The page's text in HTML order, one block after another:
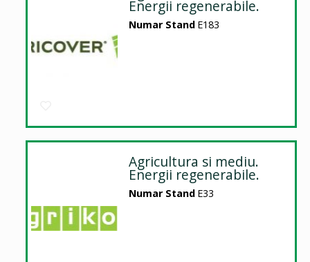
Energii regenerabile.
Numar Stand E183
Agricultura si mediu.
Energii regenerabile.
Numar Stand E33